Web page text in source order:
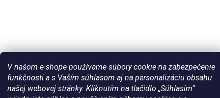
V našom e-shope používame súbory cookie na zabezpečenie
funkčnosti a s Vaším súhlasom aj na personalizáciu obsahu
našej webovej stránky. Kliknutím na tlačidlo „Súhlasím“
Vytvoril Shoptet